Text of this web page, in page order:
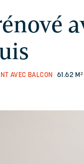
AVEC BALCON 61.62 M²